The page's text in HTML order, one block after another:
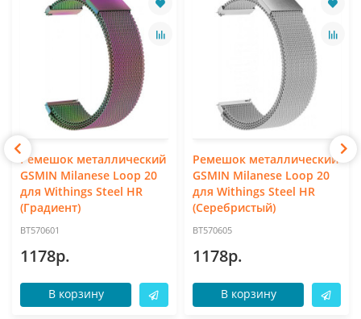
Ремешок металлический
GSMIN Milanese Loop 20
для Withings Steel HR
(Градиент)
BT570601
1178р.
В корзину
Ремешок металлический
GSMIN Milanese Loop 20
для Withings Steel HR
(Серебристый)
BT570605
1178р.
В корзину